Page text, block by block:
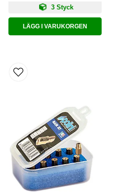
3 Styck
LÄGG I VARUKORGEN